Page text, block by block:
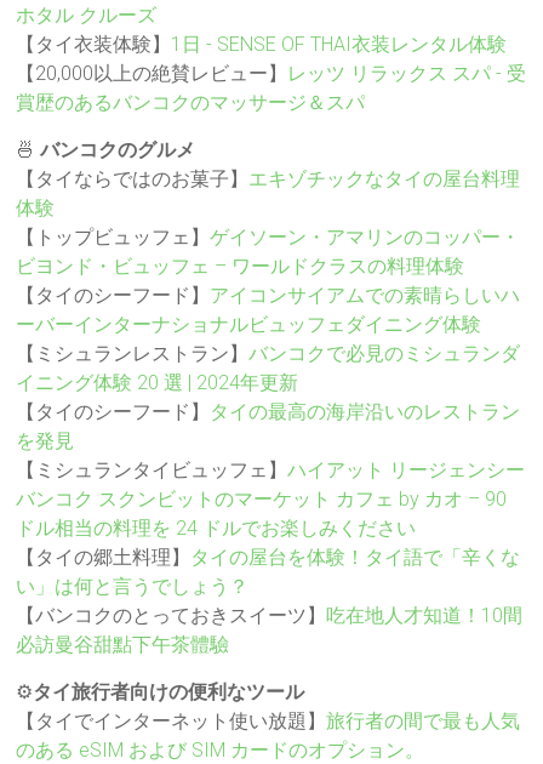
ホタル クルーズ
【タイ衣装体験】 1日 - SENSE OF THAI衣装レンタル体験
【20,000以上の絶賛レビュー】 レッツ リラックス スパ - 受
賞歴のあるバンコクのマッサージ＆スパ
🍜バンコクのグルメ
【タイならではのお菓子】 エキゾチックなタイの屋台料理
体験
【トップビュッフェ】ゲイソーン・アマリンのコッパー・
ビヨンド・ビュッフェ – ワールドクラスの料理体験
【タイのシーフード】 アイコンサイアムでの素晴らしいハ
ーバーインターナショナルビュッフェダイニング体験
【ミシュランレストラン】バンコクで必見のミシュランダ
イニング体験 20 選 | 2024年更新
【タイのシーフード】 タイの最高の海岸沿いのレストラン
を発見
【ミシュランタイビュッフェ】ハイアット リージェンシー
バンコク スクンビットのマーケット カフェ by カオ – 90
ドル相当の料理を 24 ドルでお楽しみください
【タイの郷土料理】 タイの屋台を体験！タイ語で「辛くな
い」は何と言うでしょう？
【バンコクのとっておきスイーツ】吃在地人才知道！10間
必訪曼谷甜點下午茶體驗
⚙️タイ旅行者向けの便利なツール
【タイでインターネット使い放題】旅行者の間で最も人気
のある eSIM および SIM カードのオプション。